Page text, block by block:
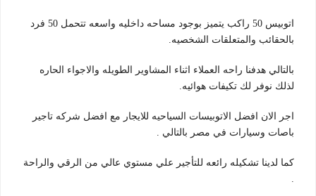
اتوبيس 50 راكب يتميز بوجود مساحه داخليه واسعه تتحمل 50 فرد
بالحقائب والمتعلقات الشخصيه.
بالتالي هدفنا راحه العملاء اثناء المشاوير الطويله والاجواء الحاره
لذلك نوفر لك تكيفات هوائيه.
اجر الان افضل الاتوبيسات السياحيه للايجار مع افضل شركه تاجير
باصات وسيارات في مصر بالتالي .
كما لدينا تشكيله رائعه للتأجير علي مستوي عالي من الرقي والراحة
.